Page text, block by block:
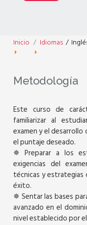
Inicio Idiomas /
Metodología
Este curso de
familiarizar al
examen y el
el puntaje deseado.
✵ Preparar a los
exigencias del
técnicas y estrategias
éxito.
✵ Sentar las bases
avanzado en el
nivel establecido por